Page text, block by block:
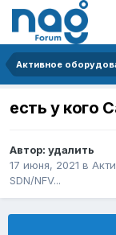
есть у кого
Автор: удалить
17 июня, 2021 в
SDN/NFV...